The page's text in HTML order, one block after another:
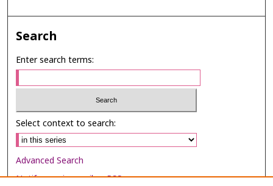
Search
Enter search terms:
Select context to search:
Advanced Search
Notify me via email orRSS